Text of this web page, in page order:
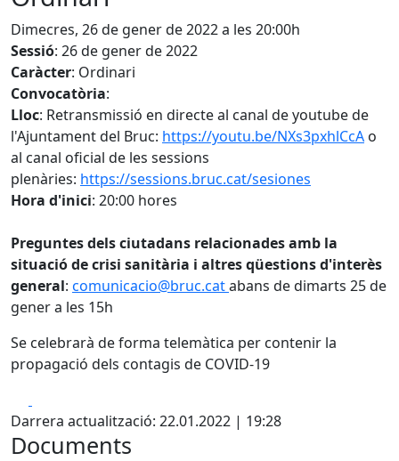
Dimecres, 26 de gener de 2022 a les 20:00h
Sessió: 26 de gener de 2022
Caràcter: Ordinari
Convocatòria:
Lloc: Retransmissió en directe al canal de youtube de
l'Ajuntament del Bruc: https://youtu.be/NXs3pxhlCcA o
al canal oficial de les sessions
plenàries: https://sessions.bruc.cat/sesiones
Hora d'inici: 20:00 hores
Preguntes dels ciutadans relacionades amb la
situació de crisi sanitària i altres qüestions d'interès
general: comunicacio@bruc.catabans de dimarts 25 de
gener a les 15h
Se celebrarà de forma telemàtica per contenir la
propagació dels contagis de COVID-19
Darrera actualització: 22.01.2022 | 19:28
Documents